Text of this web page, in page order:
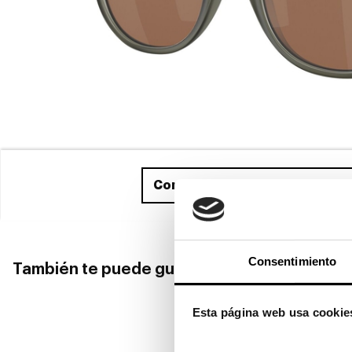
Consentimiento
Esta página web usa
Compra ahora
También te puede gustar